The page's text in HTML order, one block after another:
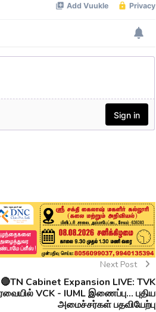
Next Post
🔴TN Cabinet Expansion LIVE: TVK
VCK - IUML இணைப்பு... புதிய
அமைச்சர்கள் பதவியேற்பு